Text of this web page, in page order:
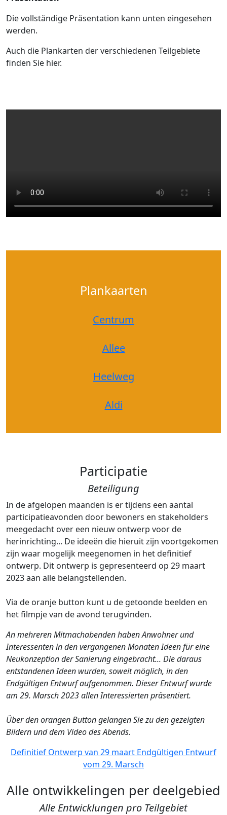
Die vollständige Präsentation kann unten eingesehen
werden.
Auch die Plankarten der verschiedenen Teilgebiete
finden Sie hier.
Plankaarten
Centrum
Allee
Heelweg
Aldi
Participatie
Beteiligung
In de afgelopen maanden is er tijdens een aantal
participatieavonden door bewoners en stakeholders
meegedacht over een nieuw ontwerp voor de
herinrichting... De ideeën die hieruit zijn voortgekomen
zijn waar mogelijk meegenomen in het definitief
ontwerp. Dit ontwerp is gepresenteerd op 29 maart
2023 aan alle belangstellenden.
Via de oranje button kunt u de getoonde beelden en
het filmpje van de avond terugvinden.
An mehreren Mitmachabenden haben Anwohner und
Interessenten in den vergangenen Monaten Ideen für eine
Neukonzeption der Sanierung eingebracht... Die daraus
entstandenen Ideen wurden, soweit möglich, in den
Endgültigen Entwurf aufgenommen. Dieser Entwurf wurde
am 29. Marsch 2023 allen Interessierten präsentiert.
Über den orangen Button gelangen Sie zu den gezeigten
Bildern und dem Video des Abends.
Definitief Ontwerp van 29 maart Endgültigen Entwurf
vom 29. Marsch
Alle ontwikkelingen per deelgebied
Alle Entwicklungen pro Teilgebiet